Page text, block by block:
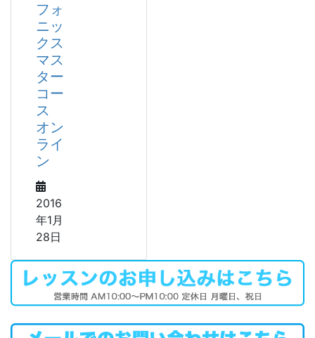
フォ
ニッ
クス
マス
ター
コー
ス
オン
ライ
ン
2016
年1月
28日